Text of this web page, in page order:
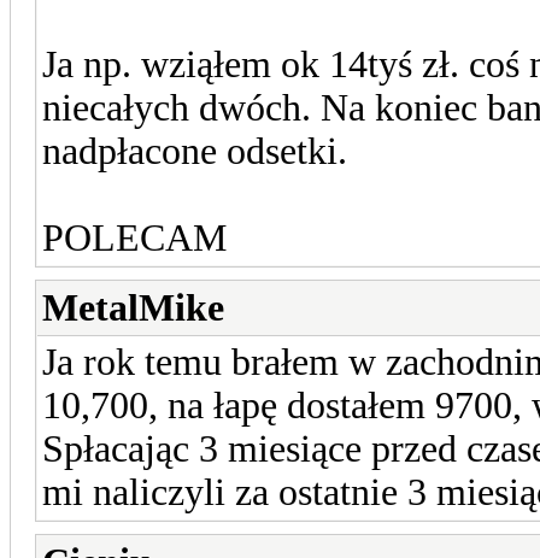
Ja np. wziąłem ok 14tyś zł. coś
niecałych dwóch. Na koniec
nadpłacone odsetki.
POLECAM
MetalMike
Ja rok temu brałem w
10,700, na łapę dostałem
Spłacając 3 miesiące przed
mi naliczyli za ostatnie 3